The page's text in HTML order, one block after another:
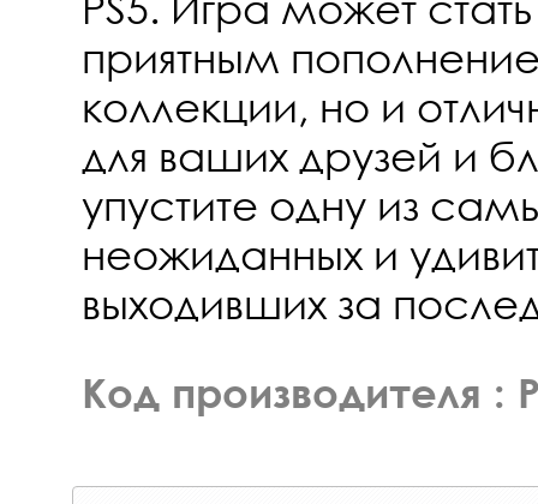
приятным
коллекции, но и
для ваших друзей и
упустите одну из
неожиданных и
выходивших за
Код производителя :